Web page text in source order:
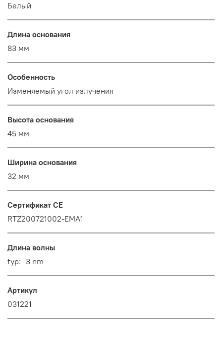
Белый
Длина основания
83 мм
Особенность
Изменяемый угол излучения
Высота основания
45 мм
Ширина основания
32 мм
Сертификат CE
RTZ200721002-EMA1
Длина волны
typ: -3 nm
Артикул
031221